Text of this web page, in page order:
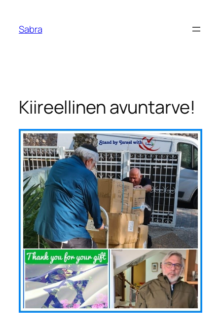
content
Sabra
Kiireellinen avuntarve!